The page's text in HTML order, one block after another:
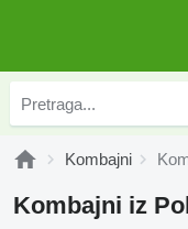
Kombajni
Kombajni iz